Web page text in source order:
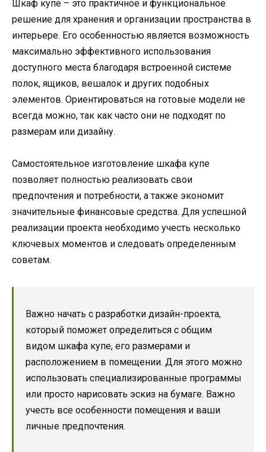
Шкаф купе – это практичное и функциональное
решение для хранения и организации пространства в
интерьере. Его особенностью является возможность
максимально эффективного использования
доступного места благодаря встроенной системе
полок, ящиков, вешалок и других подобных
элементов. Ориентироваться на готовые модели не
всегда можно, так как часто они не подходят по
размерам или дизайну.
Самостоятельное изготовление шкафа купе
позволяет полностью реализовать свои
предпочтения и потребности, а также экономит
значительные финансовые средства. Для успешной
реализации проекта необходимо учесть несколько
ключевых моментов и следовать определенным
советам.
Важно начать с разработки дизайн-проекта,
который поможет определиться с общим
видом шкафа купе, его размерами и
расположением в помещении. Для этого можно
использовать специализированные программы
или просто нарисовать эскиз на бумаге. Важно
учесть все особенности помещения и ваши
личные предпочтения.